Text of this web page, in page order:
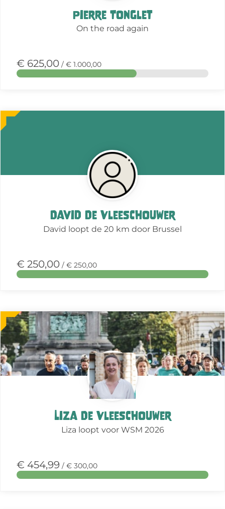
Pierre Tonglet
On the road again
€ 625,00 / € 1.000,00
David De Vleeschouwer
David loopt de 20 km door Brussel
€ 250,00 / € 250,00
Meer
over
Liza De Vleeschouwer
Liza loopt voor WSM 2026
€ 454,99 / € 300,00
Meer
over
deze
actie